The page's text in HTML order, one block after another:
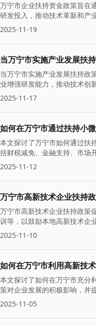
万宁市企业扶持资金政策旨在
研发投入，推动技术革新和产
效。
2025-11-19
当万宁市实施产业发展扶
当万宁市实施产业发展扶持政
业增强研发能力，推动技术创
竞争中脱颖而出。
2025-11-17
如何在万宁市通过扶持小
本文探讨了万宁市如何通过扶
括财税减免、金融支持、市场
2025-11-12
万宁市高新技术企业扶持
万宁市高新技术企业扶持政策
训等，以鼓励本地高新技术企
发展。
2025-11-10
如何在万宁市利用高新技
本文探讨了如何在万宁市充分
策对企业发展的积极影响，并
2025-11-05